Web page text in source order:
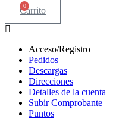
0
Carrito
Acceso/Registro
Pedidos
Descargas
Direcciones
Detalles de la cuenta
Subir Comprobante
Puntos